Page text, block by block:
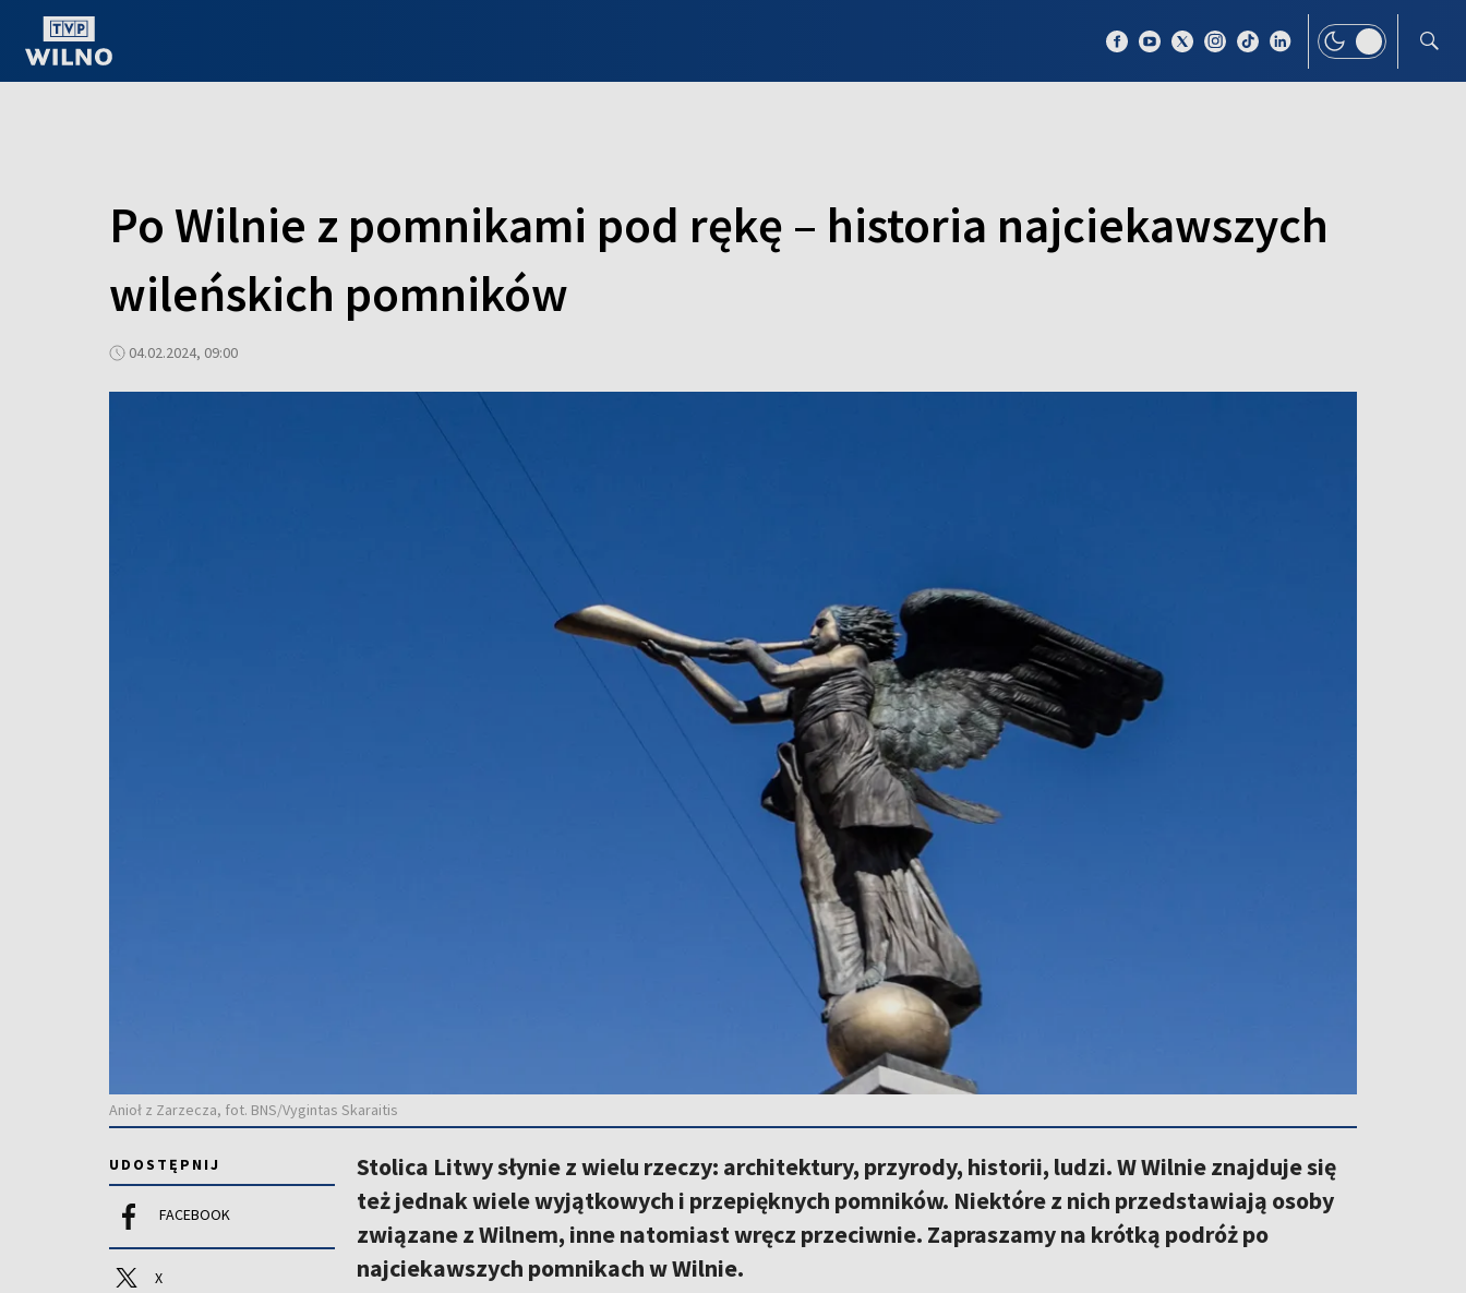
Po Wilnie z pomnikami pod rękę – historia najciekawszych
wileńskich pomników
04.02.2024, 09:00
Anioł z Zarzecza, fot. BNS/Vygintas Skaraitis
UDOSTĘPNIJ
FACEBOOK
X
Stolica Litwy słynie z wielu rzeczy: architektury, przyrody, historii, ludzi. W Wilnie znajduje się
też jednak wiele wyjątkowych i przepięknych pomników. Niektóre z nich przedstawiają osoby
związane z Wilnem, inne natomiast wręcz przeciwnie. Zapraszamy na krótką podróż po
najciekawszych pomnikach w Wilnie.